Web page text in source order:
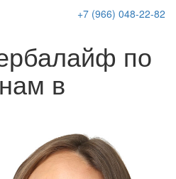
+7 (966) 048-22-82
по
в